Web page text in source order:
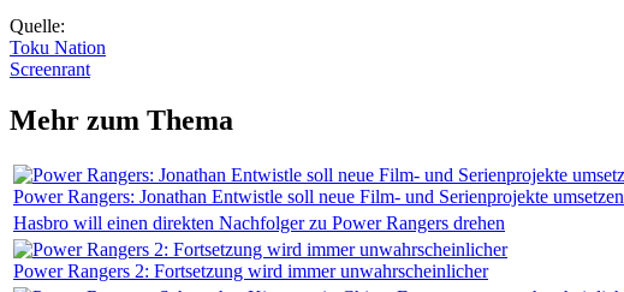
Quelle:
Toku Nation
Screenrant
Mehr zum Thema
Power Rangers: Jonathan Entwistle soll neue Film- und Serienprojekte umsetzen
Hasbro will einen direkten Nachfolger zu Power Rangers drehen
Power Rangers 2: Fortsetzung wird immer unwahrscheinlicher